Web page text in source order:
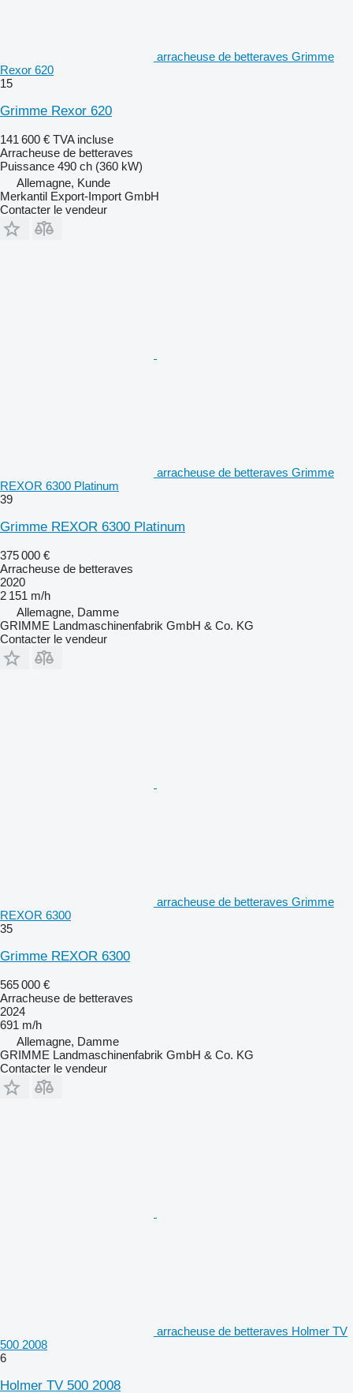
arracheuse de betteraves Grimme
Rexor 620
15
Grimme Rexor 620
141 600 € TVA incluse
Arracheuse de betteraves
Puissance 490 ch (360 kW)
Allemagne, Kunde
Merkantil Export-Import GmbH
Contacter le vendeur
arracheuse de betteraves Grimme
REXOR 6300 Platinum
39
Grimme REXOR 6300 Platinum
375 000 €
Arracheuse de betteraves
2020
2 151 m/h
Allemagne, Damme
GRIMME Landmaschinenfabrik GmbH & Co. KG
Contacter le vendeur
arracheuse de betteraves Grimme
REXOR 6300
35
Grimme REXOR 6300
565 000 €
Arracheuse de betteraves
2024
691 m/h
Allemagne, Damme
GRIMME Landmaschinenfabrik GmbH & Co. KG
Contacter le vendeur
arracheuse de betteraves Holmer TV
500 2008
6
Holmer TV 500 2008